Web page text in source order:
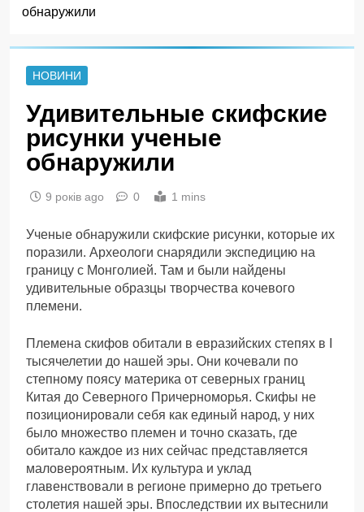
обнаружили
НОВИНИ
Удивительные скифские
рисунки ученые
обнаружили
9 років ago 0 1 mins
Ученые обнаружили скифские рисунки, которые их
поразили. Археологи снарядили экспедицию на
границу с Монголией. Там и были найдены
удивительные образцы творчества кочевого
племени.
Племена скифов обитали в евразийских степях в I
тысячелетии до нашей эры. Они кочевали по
степному поясу материка от северных границ
Китая до Северного Причерноморья. Скифы не
позиционировали себя как единый народ, у них
было множество племен и точно сказать, где
обитало каждое из них сейчас представляется
маловероятным. Их культура и уклад
главенствовали в регионе примерно до третьего
столетия нашей эры. Впоследствии их вытеснили